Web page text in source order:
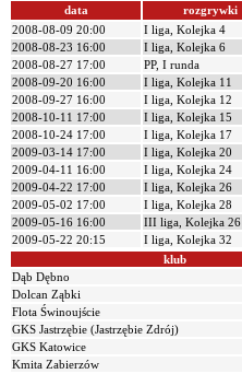
data rozgrywki
2008-08-09 20:00
I liga, Kolejka 4
2008-08-23 16:00
I liga, Kolejka 6
2008-08-27 17:00
PP, I runda
2008-09-20 16:00
I liga, Kolejka 11
2008-09-27 16:00
I liga, Kolejka 12
2008-10-11 17:00
I liga, Kolejka 15
2008-10-24 17:00
I liga, Kolejka 17
2009-03-14 17:00
I liga, Kolejka 20
2009-04-11 16:00
I liga, Kolejka 24
2009-04-22 17:00
I liga, Kolejka 26
2009-05-02 17:00
I liga, Kolejka 28
2009-05-16 16:00
III liga, Kolejka 26
2009-05-22 20:15
I liga, Kolejka 32
klub
Dąb Dębno
Dolcan Ząbki
Flota Świnoujście
GKS Jastrzębie (Jastrzębie Zdrój)
GKS Katowice
Kmita Zabierzów